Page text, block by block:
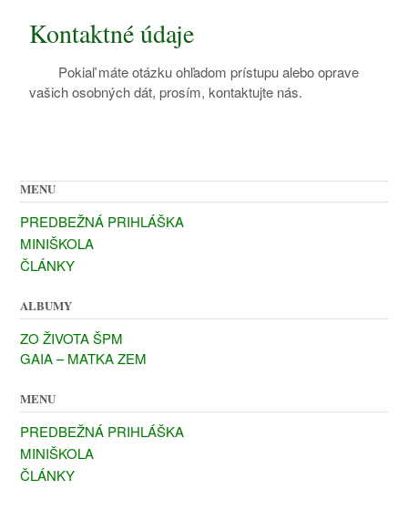
Kontaktné údaje
Pokiaľ máte otázku ohľadom prístupu alebo oprave
vašich osobných dát, prosím, kontaktujte nás.
MENU
PREDBEŽNÁ PRIHLÁŠKA
MINIŠKOLA
ČLÁNKY
ALBUMY
ZO ŽIVOTA ŠPM
GAIA – MATKA ZEM
MENU
PREDBEŽNÁ PRIHLÁŠKA
MINIŠKOLA
ČLÁNKY